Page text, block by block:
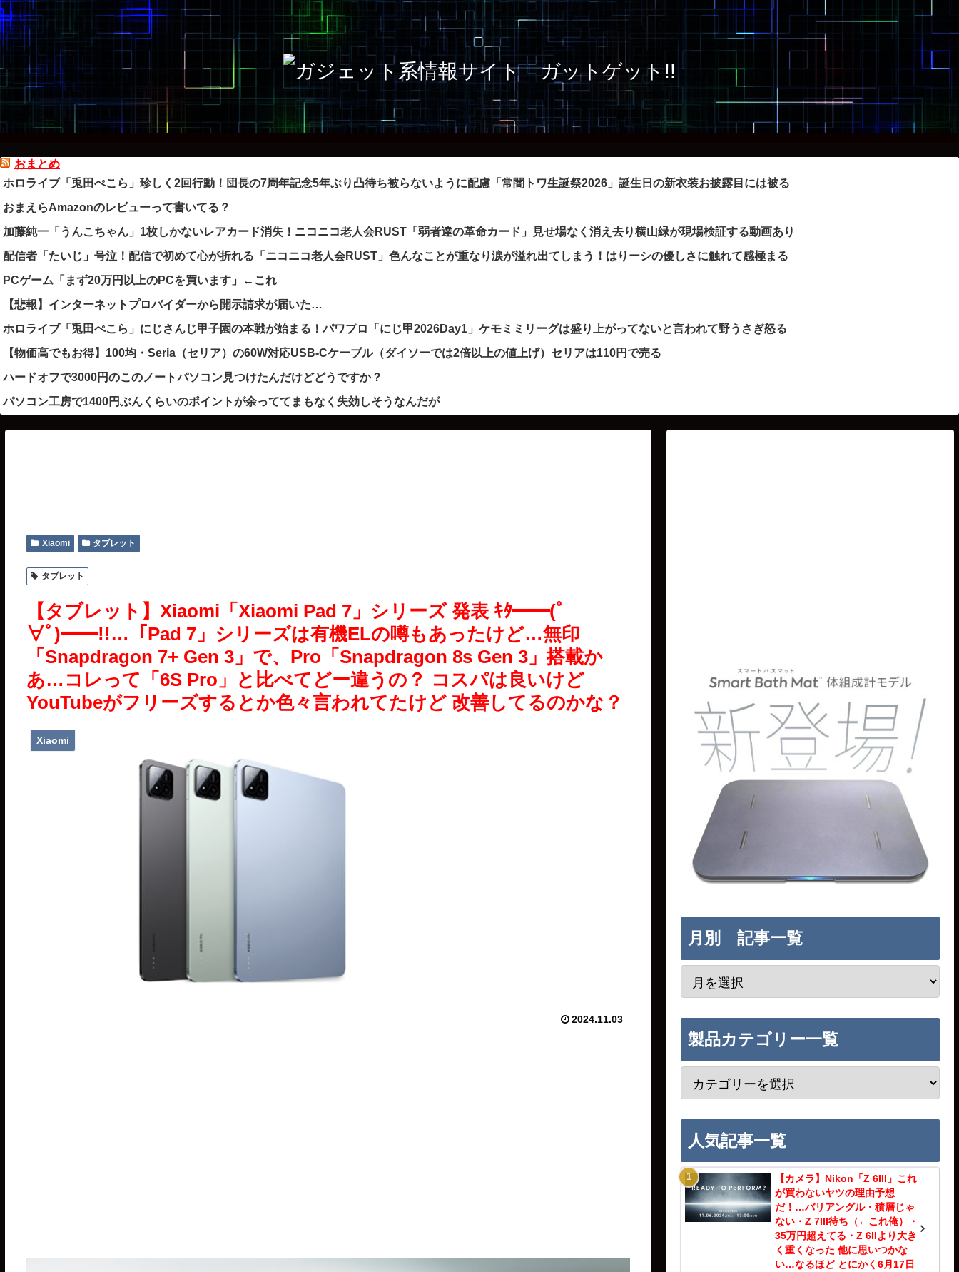
おまとめ
ホロライブ「兎田ぺこら」珍しく2回行動！団長の7周年記念5年ぶり凸待ち被らないように配慮「常闇トワ生誕祭2026」誕生日の新衣装お披露目には被る
おまえらAmazonのレビューって書いてる？
加藤純一「うんこちゃん」1枚しかないレアカード消失！ニコニコ老人会RUST「弱者達の革命カード」見せ場なく消え去り横山緑が現場検証する動画あり
配信者「たいじ」号泣！配信で初めて心が折れる「ニコニコ老人会RUST」色んなことが重なり涙が溢れ出てしまう！はりーシの優しさに触れて感極まる
PCゲーム「まず20万円以上のPCを買います」←これ
【悲報】インターネットプロバイダーから開示請求が届いた…
ホロライブ「兎田ぺこら」にじさんじ甲子園の本戦が始まる！パワプロ「にじ甲2026Day1」ケモミミリーグは盛り上がってないと言われて野うさぎ怒る
【物価高でもお得】100均・Seria（セリア）の60W対応USB-Cケーブル（ダイソーでは2倍以上の値上げ）セリアは110円で売る
ハードオフで3000円のこのノートパソコン見つけたんだけどどうですか？
パソコン工房で1400円ぶんくらいのポイントが余っててまもなく失効しそうなんだが
Xiaomi タブレット
タブレット
【タブレット】Xiaomi「Xiaomi Pad 7」シリーズ 発表 ｷﾀ━━(ﾟ
∀ﾟ)━━!!…「Pad 7」シリーズは有機ELの噂もあったけど…無印
「Snapdragon 7+ Gen 3」で、Pro「Snapdragon 8s Gen 3」搭載か
あ…コレって「6S Pro」と比べてどー違うの？ コスパは良いけど
YouTubeがフリーズするとか色々言われてたけど 改善してるのかな？
Xiaomi
2024.11.03
月別 記事一覧
製品カテゴリー一覧
人気記事一覧
【カメラ】Nikon「Z 6III」これ
が買わないヤツの理由予想
だ！…バリアングル・積層じゃ
ない・Z 7III待ち（←これ俺）・
35万円超えてる・Z 6IIより大き
く重くなった 他に思いつかな
い…なるほど とにかく6月17日